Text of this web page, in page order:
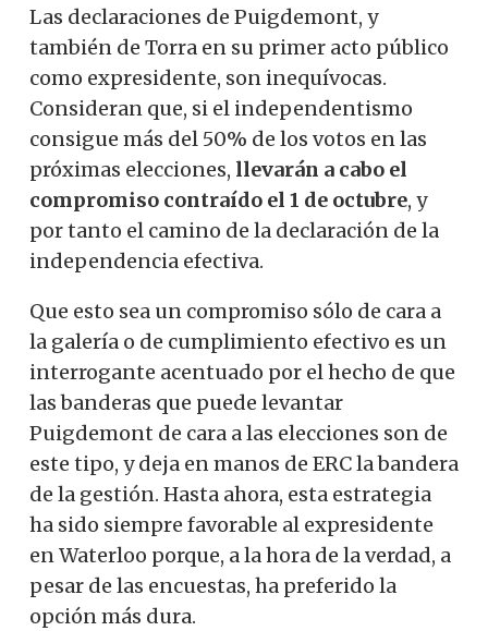
Las declaraciones de Puigdemont, y
también de Torra en su primer acto público
como expresidente, son inequívocas.
Consideran que, si el independentismo
consigue más del 50% de los votos en las
próximas elecciones, llevarán a cabo el
compromiso contraído el 1 de octubre, y
por tanto el camino de la declaración de la
independencia efectiva.
Que esto sea un compromiso sólo de cara a
la galería o de cumplimiento efectivo es un
interrogante acentuado por el hecho de que
las banderas que puede levantar
Puigdemont de cara a las elecciones son de
este tipo, y deja en manos de ERC la bandera
de la gestión. Hasta ahora, esta estrategia
ha sido siempre favorable al expresidente
en Waterloo porque, a la hora de la verdad, a
pesar de las encuestas, ha preferido la
opción más dura.